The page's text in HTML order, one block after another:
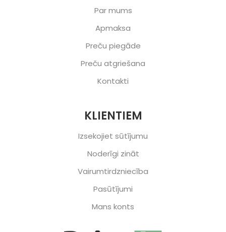
Par mums
Apmaksa
Preču piegāde
Preču atgriešana
Kontakti
KLIENTIEM
Izsekojiet sūtījumu
Noderīgi zināt
Vairumtirdzniecība
Pasūtījumi
Mans konts